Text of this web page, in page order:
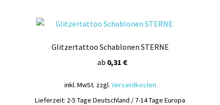
auf.
Optionen
der
Produktseite
Glitzertattoo Schablonen STERNE
ab 0,31 €
inkl. MwSt. zzgl. Versandkosten
Lieferzeit: 2-5 Tage Deutschland / 7-14 Tage Europa